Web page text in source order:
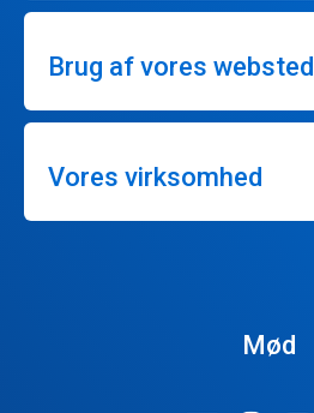
Brug af vores websted
Vores virksomhed
Mød